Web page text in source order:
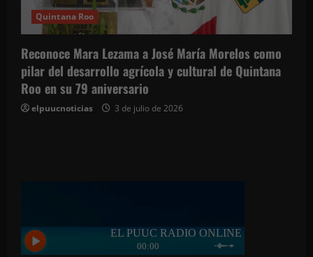
Quintana Roo
Reconoce Mara Lezama a José María Morelos como
pilar del desarrollo agrícola y cultural de Quintana
Roo en su 79 aniversario
elpuucnoticias 3 de julio de 2026